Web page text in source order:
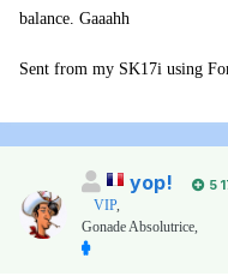
balance. Gaaahh
Sent from my SK17i using
yop!
5
VIP,
Gonade Absolutrice,